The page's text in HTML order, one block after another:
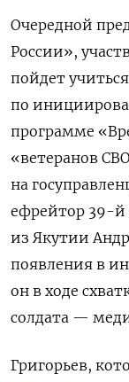
Очередной
России»,
пойдет
по
программе
«ветеранов
на
ефрейтор 39-й
из Якутии
появления в
он в ходе
солдата —
Григорьев,